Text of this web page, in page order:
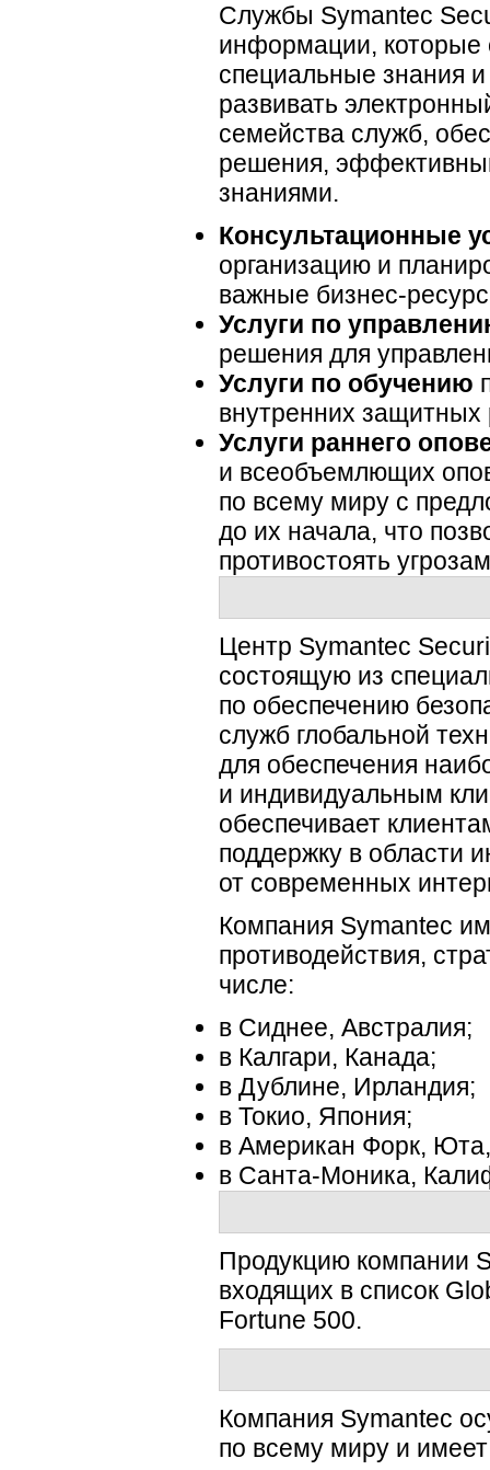
Службы Symantec
информации, которые
специальные знания
развивать
семейства служб,
решения,
знаниями.
Консультационные
организацию и
важные бизнес-
Услуги по
решения для
Услуги по обучению
внутренних
Услуги раннего
и всеобъемлющих
по всему миру с
до их начала, что
противостоять
Центр Symantec
состоящую из
по обеспечению
служб глобальной
для обеспечения
и индивидуальным
обеспечивает
поддержку в области
от современных
Компания Symantec
противодействия,
числе:
в Сиднее, Австралия;
в Калгари, Канада;
в Дублине, Ирландия;
в Токио, Япония;
в Американ Форк,
в Санта-Моника,
Продукцию компании
входящих в список
Fortune 500.
Компания Symantec
по всему миру и